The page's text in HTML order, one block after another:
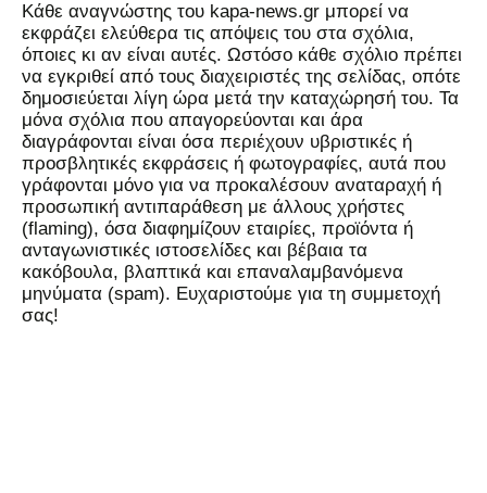
Kάθε αναγνώστης του kapa-news.gr μπορεί να
εκφράζει ελεύθερα τις απόψεις του στα σχόλια,
όποιες κι αν είναι αυτές. Ωστόσο κάθε σχόλιο πρέπει
να εγκριθεί από τους διαχειριστές της σελίδας, οπότε
δημοσιεύεται λίγη ώρα μετά την καταχώρησή του. Τα
μόνα σχόλια που απαγορεύονται και άρα
διαγράφονται είναι όσα περιέχουν υβριστικές ή
προσβλητικές εκφράσεις ή φωτογραφίες, αυτά που
γράφονται μόνο για να προκαλέσουν αναταραχή ή
προσωπική αντιπαράθεση με άλλους χρήστες
(flaming), όσα διαφημίζουν εταιρίες, προϊόντα ή
ανταγωνιστικές ιστοσελίδες και βέβαια τα
κακόβουλα, βλαπτικά και επαναλαμβανόμενα
μηνύματα (spam). Ευχαριστούμε για τη συμμετοχή
σας!